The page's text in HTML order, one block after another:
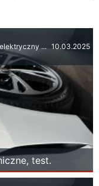
... 10.03.2025
test.